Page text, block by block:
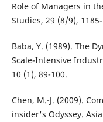
Role of Managers in
Studies, 29 (8/9),
Baba, Y. (1989). The
Scale-Intensive
10 (1), 89-100.
Chen, M.-J. (2009).
insider's Odyssey.